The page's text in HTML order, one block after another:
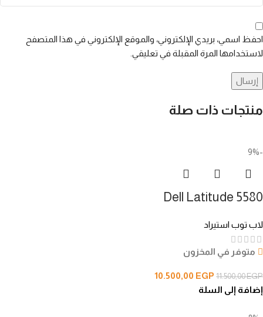
احفظ اسمي، بريدي الإلكتروني، والموقع الإلكتروني في هذا المتصفح
لاستخدامها المرة المقبلة في تعليقي.
منتجات ذات صلة
-9%
Dell Latitude 5580
لاب توب استيراد
متوفر في المخزون
11.500,00EGP
10.500,00 EGP
إضافة إلى السلة